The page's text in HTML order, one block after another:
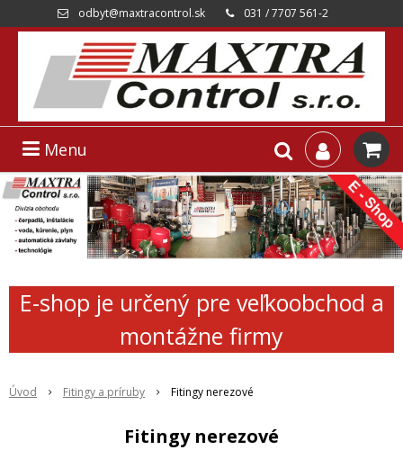
odbyt@maxtracontrol.sk 031 / 7707 561-2
Menu
E-shop je určený pre veľkoobchod a
montážne firmy
Úvod Fitingy a príruby Fitingy nerezové
Fitingy nerezové